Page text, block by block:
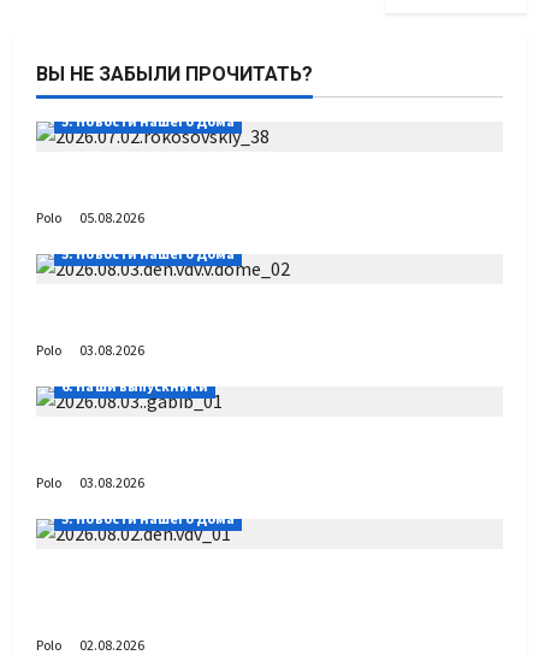
ВЫ НЕ ЗАБЫЛИ ПРОЧИТАТЬ?
5. Новости нашего Дома
Polo
05.08.2026
5. Новости нашего Дома
Polo
03.08.2026
6. Наши выпускники
Polo
03.08.2026
5. Новости нашего Дома
Polo 02.08.2026